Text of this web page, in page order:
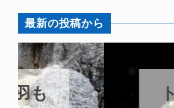
最新の投稿から
トビウオ幼